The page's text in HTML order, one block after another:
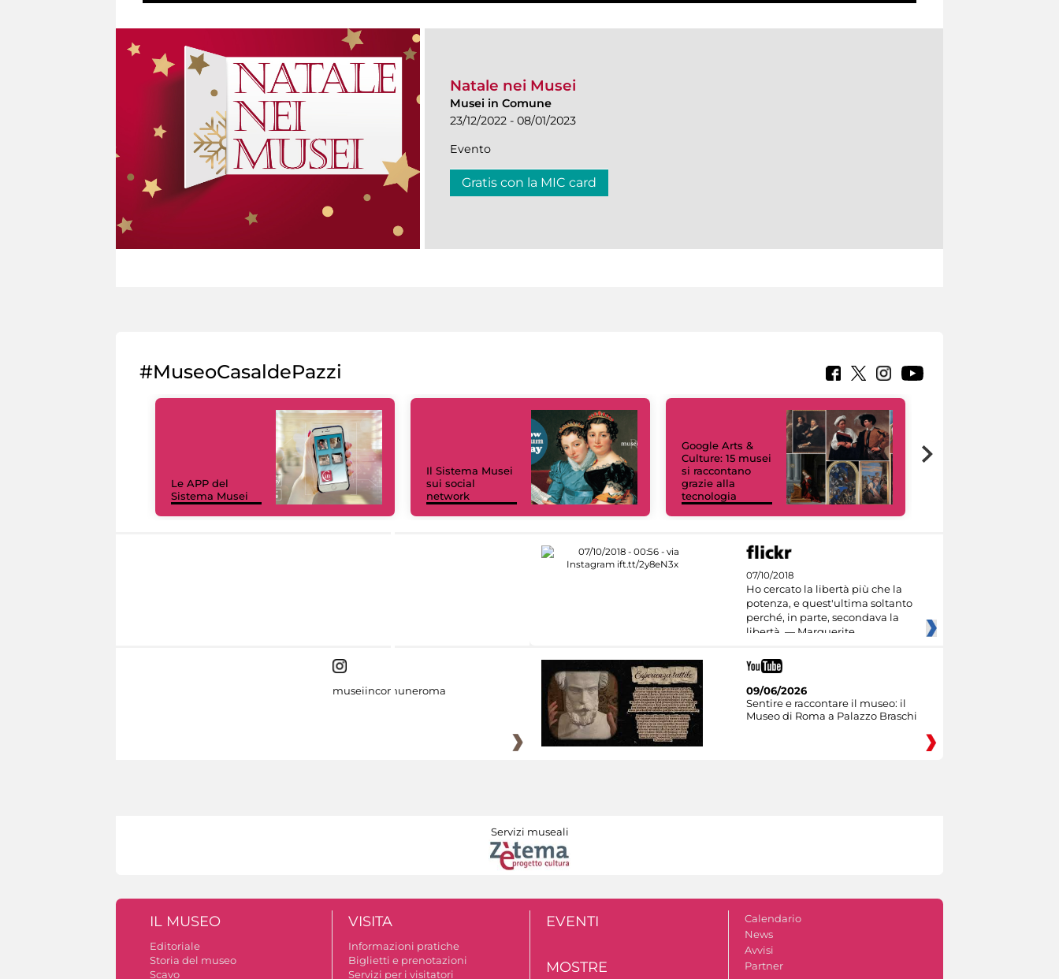
Natale nei Musei
Musei in Comune
23/12/2022 - 08/01/2023
Evento
Gratis con la MIC card
#MuseoCasaldePazzi
Le APP del
Sistema Musei
Il Sistema Musei
sui social
network
Google Arts &
Culture: 15 musei
si raccontano
grazie alla
tecnologia
07/10/2018
Ho cercato la libertà più che la
potenza, e quest'ultima soltanto
perché, in parte, secondava la
libertà. — Marguerite
museiincomuneroma
09/06/2026
Sentire e raccontare il museo: il
Museo di Roma a Palazzo Braschi
Servizi museali
IL MUSEO
Editoriale
Storia del museo
Scavo
VISITA
Informazioni pratiche
Biglietti e prenotazioni
Servizi per i visitatori
EVENTI
MOSTRE
Calendario
News
Avvisi
Partner